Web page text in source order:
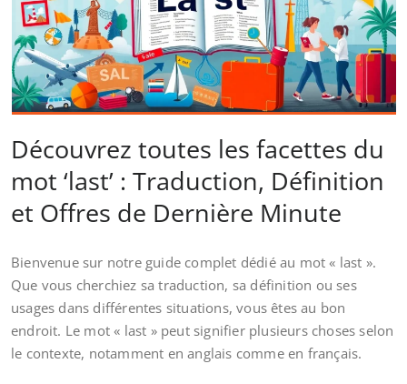
Découvrez toutes les facettes du
mot ‘last’ : Traduction, Définition
et Offres de Dernière Minute
Bienvenue sur notre guide complet dédié au mot « last ».
Que vous cherchiez sa traduction, sa définition ou ses
usages dans différentes situations, vous êtes au bon
endroit. Le mot « last » peut signifier plusieurs choses selon
le contexte, notamment en anglais comme en français.